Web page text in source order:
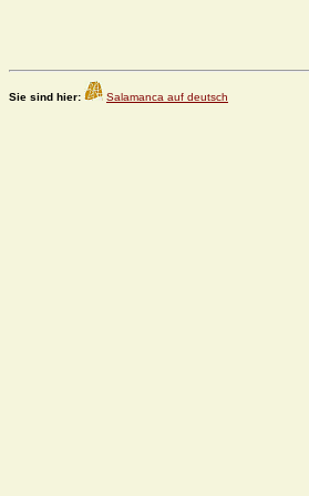
Sie sind hier: Salamanca auf deutsch